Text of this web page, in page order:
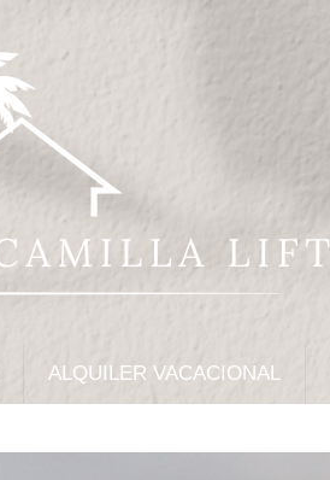
ALQUILER VACACIONAL